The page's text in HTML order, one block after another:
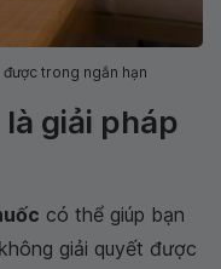
trong ngắn hạn
giải pháp
có thể giúp bạn
giải quyết được